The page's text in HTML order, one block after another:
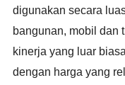
digunakan secara
bangunan, mobil dan
kinerja yang luar
dengan harga yang